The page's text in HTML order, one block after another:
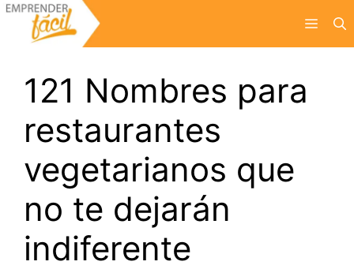
Saltar
Menú
121 Nombres para
restaurantes
vegetarianos que
no te dejarán
indiferente